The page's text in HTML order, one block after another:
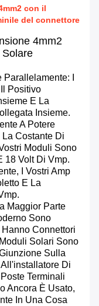
con il
del connettore
4mm2
I
Positivo
E La
Insieme.
A Potere
Costante Di
Moduli Sono
18 Volt Di Vmp.
I Vostri Amp
E La
Maggior Parte
Sono
Connettori
Solari Sono
Sulla
Di
Terminali
Ancora È Usato,
In Una Cosa